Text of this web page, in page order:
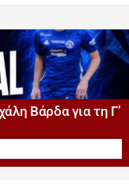
Βάρδα για τη Γ’